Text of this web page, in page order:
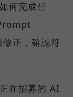
何完成任
正，確認符
在招募的 AI